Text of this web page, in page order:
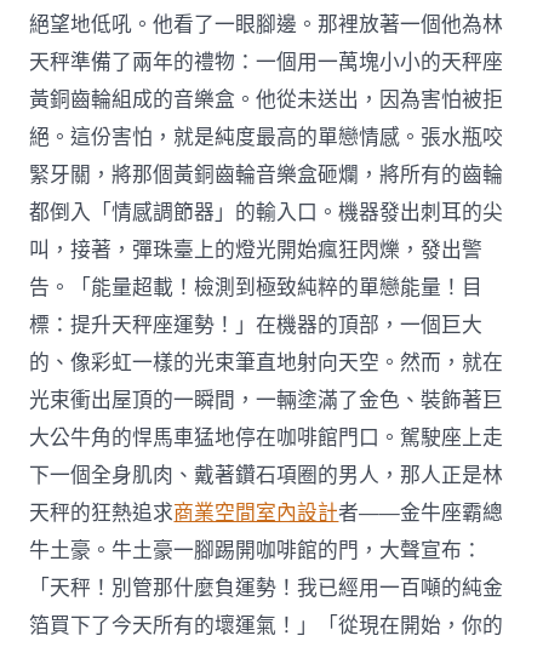
絕望地低吼。他看了一眼腳邊。那裡放著一個他為林
天秤準備了兩年的禮物：一個用一萬塊小小的天秤座
黃銅齒輪組成的音樂盒。他從未送出，因為害怕被拒
絕。這份害怕，就是純度最高的單戀情感。張水瓶咬
緊牙關，將那個黃銅齒輪音樂盒砸爛，將所有的齒輪
都倒入「情感調節器」的輸入口。機器發出刺耳的尖
叫，接著，彈珠臺上的燈光開始瘋狂閃爍，發出警
告。「能量超載！檢測到極致純粹的單戀能量！目
標：提升天秤座運勢！」在機器的頂部，一個巨大
的、像彩虹一樣的光束筆直地射向天空。然而，就在
光束衝出屋頂的一瞬間，一輛塗滿了金色、裝飾著巨
大公牛角的悍馬車猛地停在咖啡館門口。駕駛座上走
下一個全身肌肉、戴著鑽石項圈的男人，那人正是林
天秤的狂熱追求商業空間室內設計者——金牛座霸總
牛土豪。牛土豪一腳踢開咖啡館的門，大聲宣布：
「天秤！別管那什麼負運勢！我已經用一百噸的純金
箔買下了今天所有的壞運氣！」「從現在開始，你的